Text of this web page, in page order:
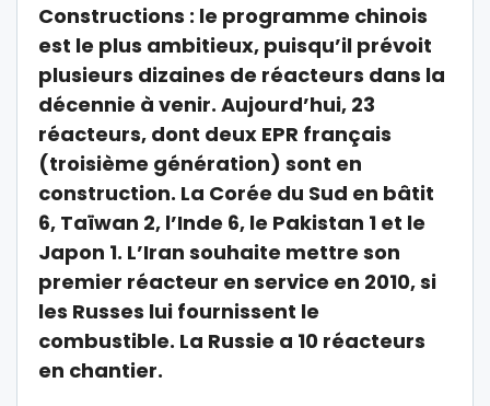
Constructions : le programme chinois
est le plus ambitieux, puisqu’il prévoit
plusieurs dizaines de réacteurs dans la
décennie à venir. Aujourd’hui, 23
réacteurs, dont deux EPR français
(troisième génération) sont en
construction. La Corée du Sud en bâtit
6, Taïwan 2, l’Inde 6, le Pakistan 1 et le
Japon 1. L’Iran souhaite mettre son
premier réacteur en service en 2010, si
les Russes lui fournissent le
combustible. La Russie a 10 réacteurs
en chantier.